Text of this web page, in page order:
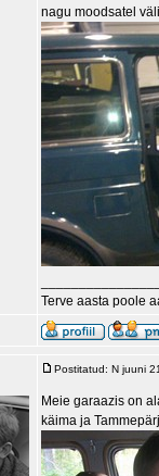
nagu moodsatel
Terve aasta poole
Postitatud: N juuni
Meie garaazis on
käima ja